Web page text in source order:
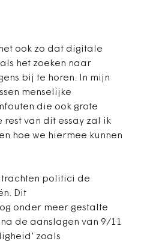
ook zo dat digitale
het zoeken naar
bij te horen. In mijn
menselijke
die ook grote
van dit essay zal ik
hoe we hiermee kunnen
trachten politici de
Dit
onder meer gestalte
de aanslagen van 9/11
zoals